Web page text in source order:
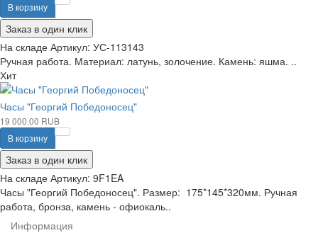
В корзину
Заказ в один клик
На складе Артикул: УС-113143
Ручная работа. Материал: латунь, золочение. Камень: яшма. ..
Хит
Часы "Георгий Победоносец"
19 000.00 RUB
В корзину
Заказ в один клик
На складе Артикул: 9F1EA
Часы "Георгий Победоносец". Размер: 175*145*320мм. Ручная
работа, бронза, камень - офиокаль..
Информация